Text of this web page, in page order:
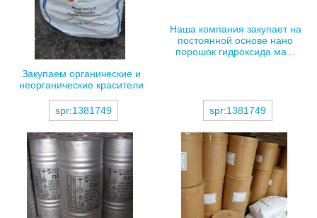
Закупаем органические и
неорганические красители
spr:1381749
Наша компания закупает на
постоянной основе нано
порошок гидроксида ма...
spr:1381749